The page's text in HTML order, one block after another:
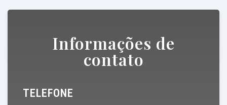
Informações de
contato
TELEFONE